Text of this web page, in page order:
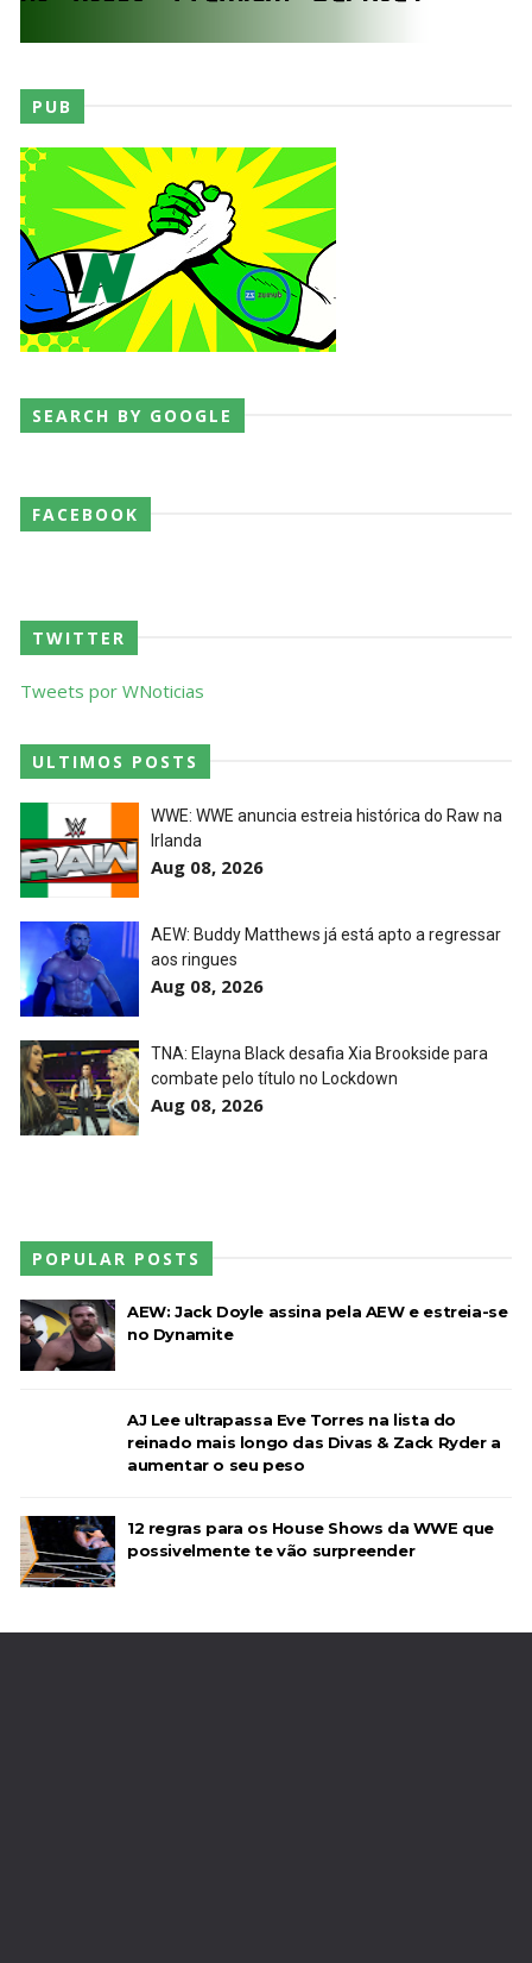
Unknown
WWE Friday Night Smackdown 31 July 2026
Unknown-Aug 01 2026
TNA iMPACT Wrestling 30 July 2026
Unknown-Jul 31 2026
Unknown-Jul 29 2026
SummerSlam 2002 - Undisputed WWE
Championship Match
SCSA867 Jul 28 2026
WWE Monday Night Raw 27 July 2026
Unknown-Jul 28 2026
AEW Redemption 2026
Unknown-Jul 27 2026
WWE: Unreal Season 3
Unknown-Jul 26 2026
Dark Side of the Ring Season 7 Episode 4 “Necro
Butcher vs. Samoa Joe”
Unknown-Jul 26 2026
WWE Main Event, July 23, 2026
Perfect: SummerSlam 1991 - Intercontinental
Championship Match
SCSA867-Jul 26 2026
Lucha Libre AAA: Verano De Escándalo 2026
PUB
SEARCH BY GOOGLE
FACEBOOK
TWITTER
Tweets por WNoticias
ULTIMOS POSTS
WWE: WWE anuncia estreia histórica do Raw na
Irlanda
Aug 08, 2026
AEW: Buddy Matthews já está apto a regressar
aos ringues
Aug 08, 2026
TNA: Elayna Black desafia Xia Brookside para
combate pelo título no Lockdown
Aug 08, 2026
POPULAR POSTS
AEW: Jack Doyle assina pela AEW e estreia-se
no Dynamite
AJ Lee ultrapassa Eve Torres na lista do
reinado mais longo das Divas & Zack Ryder a
aumentar o seu peso
12 regras para os House Shows da WWE que
possivelmente te vão surpreender